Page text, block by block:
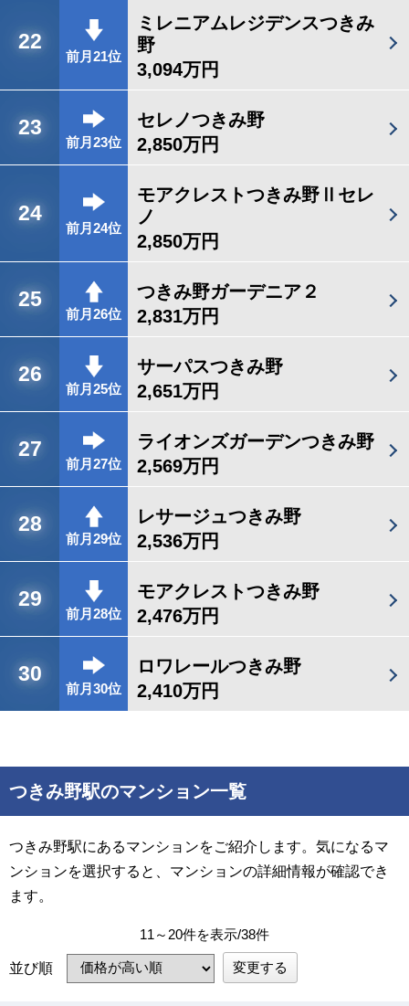
22
前月21位
ミレニアムレジデンスつきみ
野
3,094万円
23
前月23位
セレノつきみ野
2,850万円
24
前月24位
モアクレストつきみ野Ⅱセレ
ノ
2,850万円
25
前月26位
つきみ野ガーデニア２
2,831万円
26
前月25位
サーパスつきみ野
2,651万円
27
前月27位
ライオンズガーデンつきみ野
2,569万円
28
前月29位
レサージュつきみ野
2,536万円
29
前月28位
モアクレストつきみ野
2,476万円
30
前月30位
ロワレールつきみ野
2,410万円
つきみ野駅のマンション一覧
つきみ野駅にあるマンションをご紹介します。気になるマ
ンションを選択すると、マンションの詳細情報が確認でき
ます。
11～20件を表示/38件
並び順 変更する